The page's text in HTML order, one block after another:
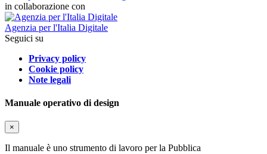
in collaborazione con
Agenzia per l'Italia Digitale
Seguici su
Privacy policy
Cookie policy
Note legali
Manuale operativo di design
×
Il manuale è uno strumento di lavoro per la Pubblica